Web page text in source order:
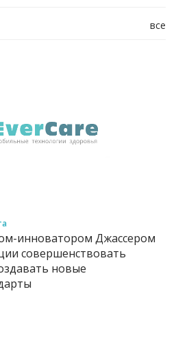
все
инноватором Джассером
совершенствовать
новые